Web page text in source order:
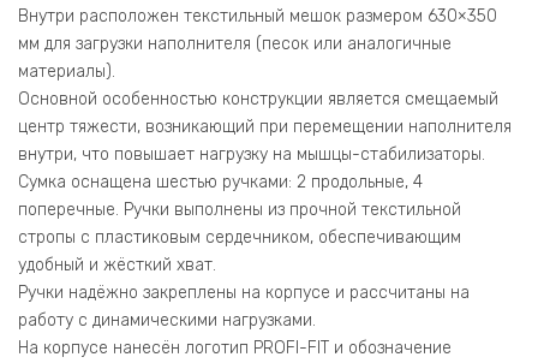
Внутри расположен текстильный мешок размером 630×350
мм для загрузки наполнителя (песок или аналогичные
материалы).
Основной особенностью конструкции является смещаемый
центр тяжести, возникающий при перемещении наполнителя
внутри, что повышает нагрузку на мышцы-стабилизаторы.
Сумка оснащена шестью ручками: 2 продольные, 4
поперечные. Ручки выполнены из прочной текстильной
стропы с пластиковым сердечником, обеспечивающим
удобный и жёсткий хват.
Ручки надёжно закреплены на корпусе и рассчитаны на
работу с динамическими нагрузками.
На корпусе нанесён логотип PROFI-FIT и обозначение